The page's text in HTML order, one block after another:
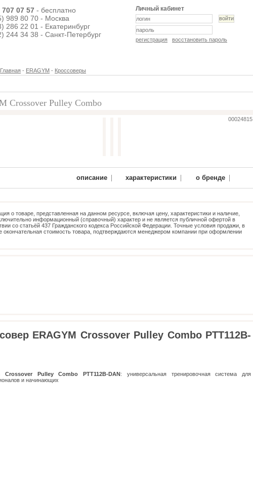
707 07 57 - бесплатно
989 80 70 - Москва
286 22 01 - Екатеринбург
244 34 38 - Санкт-Петербург
Личный кабинет
регистрация восстановить пароль
Главная - ERAGYM - Кроссоверы
00024815
Crossover Pulley Combo
описание | характеристики | о бренде |
о товаре, представленная на данном ресурсе, включая цену, характеристики и наличие,
информационный (справочный) характер и не является публичной офертой в
со статьёй 437 Гражданского кодекса Российской Федерации. Точные условия продажи, в
окончательная стоимость товара, подтверждаются менеджером компании при оформлении
ERAGYM Crossover Pulley Combo PTT112B-
Crossover Pulley Combo PTT112B-DAN: универсальная тренировочная система для
и начинающих